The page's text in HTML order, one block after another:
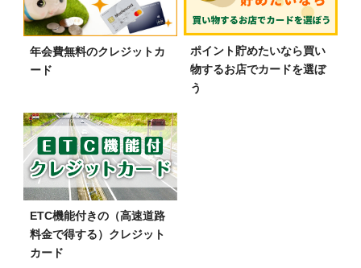
年会費無料のクレジットカ
ード
ポイント貯めたいなら買い
物するお店でカードを選ぼ
う
ETC機能付きの（高速道路
料金で得する）クレジット
カード